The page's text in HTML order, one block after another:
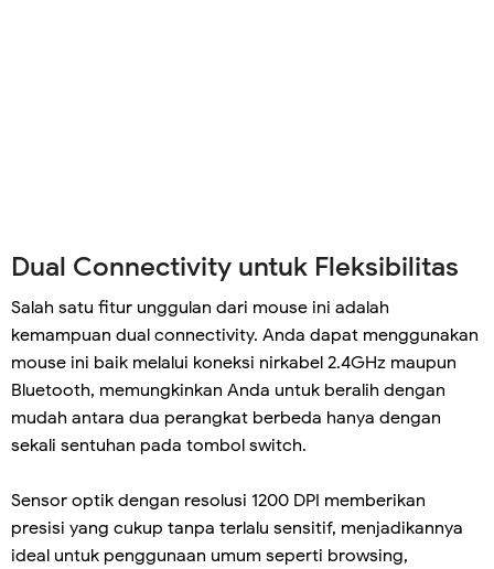
Dual Connectivity untuk Fleksibilitas
Salah satu fitur unggulan dari mouse ini adalah
kemampuan dual connectivity. Anda dapat menggunakan
mouse ini baik melalui koneksi nirkabel 2.4GHz maupun
Bluetooth, memungkinkan Anda untuk beralih dengan
mudah antara dua perangkat berbeda hanya dengan
sekali sentuhan pada tombol switch.
Sensor optik dengan resolusi 1200 DPI memberikan
presisi yang cukup tanpa terlalu sensitif, menjadikannya
ideal untuk penggunaan umum seperti browsing,